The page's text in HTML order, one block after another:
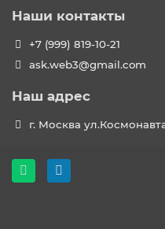
Наши контакты
+7 (999) 819-10-21
ask.web3@gmail.com
Наш адрес
г. Москва